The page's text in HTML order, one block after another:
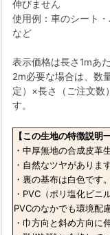
伸びません
使用例：車のシート
など
表示価格は長さ1mあ
2m必要な場合は、数
定）×長さ（ご注文数
す。
【この生地の特徴説明
・中厚無地の合成皮革
・自然なツヤがあります
・裏の基布は白色です。
・PVC（ポリ塩化ビニ
PVCのなかでも環境配
・巾方向と斜め方向に